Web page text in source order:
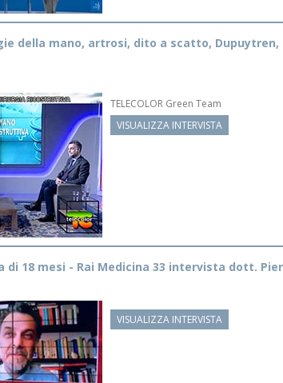
della mano, artrosi, dito a scatto,
TELECOLOR Green Team
VISUALIZZA INTERVISTA
di 18 mesi - Rai Medicina 33 intervista dott.
VISUALIZZA INTERVISTA